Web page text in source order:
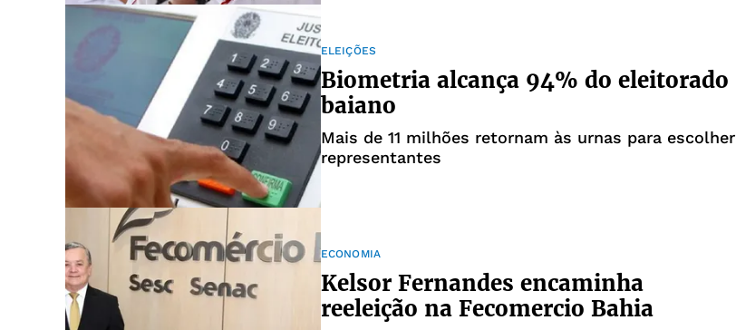
ELEIÇÕES
Biometria alcança 94% do eleitorado
baiano
Mais de 11 milhões retornam às urnas para escolher
representantes
ECONOMIA
Kelsor Fernandes encaminha
reeleição na Fecomercio Bahia